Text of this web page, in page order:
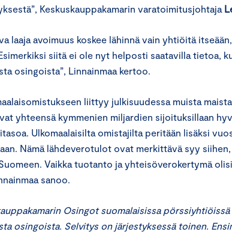
Keskuskauppakamarin varatoimitusjohtaja
laaja avoimuus koskee lähinnä vain yhtiöitä
siitä ei ole nyt helposti saatavilla tietoa,
osingoista”, Linnainmaa kertoo.
liittyy julkisuudessa muista
yhteensä kymmenien miljardien sijoituksillaan
Ulkomaalaisilta omistajilta peritään lisäksi
Nämä lähdeverotulot ovat merkittävä syy
Vaikka tuotanto ja yhteisöverokertymä
sanoo.
Osingot suomalaisissa
osingoista. Selvitys on järjestyksessä toinen.